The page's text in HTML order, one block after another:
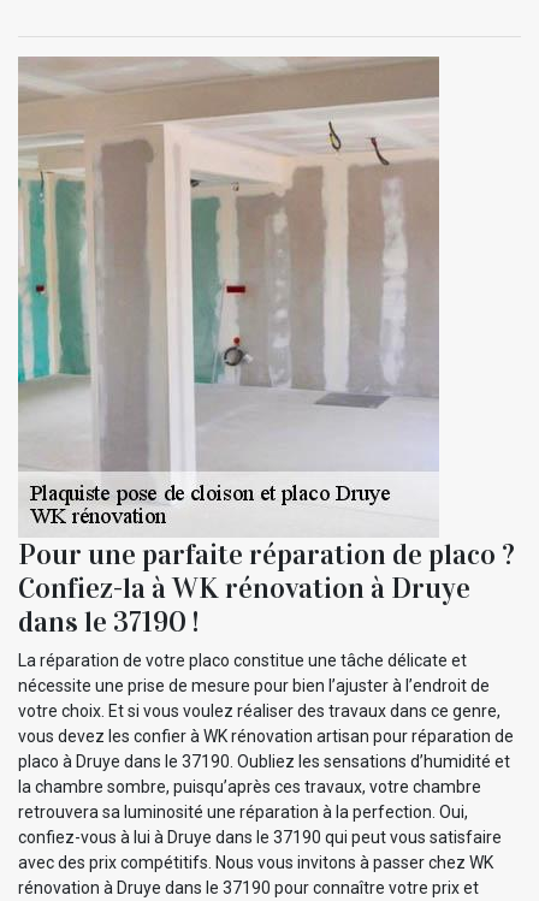
Pour une parfaite réparation de placo ?
Confiez-la à WK rénovation à Druye
dans le 37190 !
La réparation de votre placo constitue une tâche délicate et
nécessite une prise de mesure pour bien l’ajuster à l’endroit de
votre choix. Et si vous voulez réaliser des travaux dans ce genre,
vous devez les confier à WK rénovation artisan pour réparation de
placo à Druye dans le 37190. Oubliez les sensations d’humidité et
la chambre sombre, puisqu’après ces travaux, votre chambre
retrouvera sa luminosité une réparation à la perfection. Oui,
confiez-vous à lui à Druye dans le 37190 qui peut vous satisfaire
avec des prix compétitifs. Nous vous invitons à passer chez WK
rénovation à Druye dans le 37190 pour connaître votre prix et